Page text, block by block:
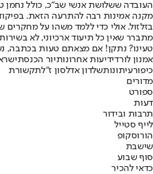
העובדה ששלושת אנשי שב"כ, כולל נחמן
מקנה אמינות רבה להתרעה הזאת.
בזלזול. אולי כדי ללמד משהו על
מתברר שאין כל תיעוד ארכיוני, לא
טעינו? נתקן! אם מצאתם טעות בכתבה,
אמנון לורדידיעות אחרונותיור הכנסת
כיפורעיתונותשלדון אדלסון ז"לתקשורת
מדורים
ספורט
דעות
תרבות ובידור
לייף סטייל
הורוסקופ
שישבת
סוף שבוע
כדאי להכיר